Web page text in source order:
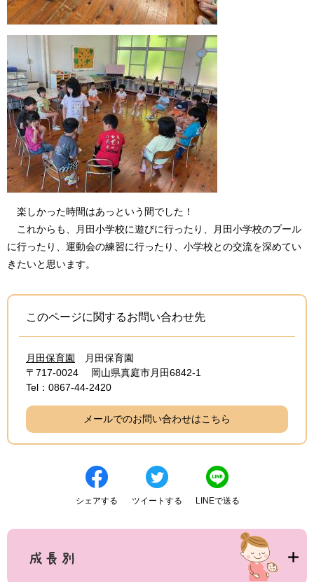
楽しかった時間はあっという間でした！
これからも、月田小学校に遊びに行ったり、月田小学校のプール
に行ったり、運動会の練習に行ったり、小学校との交流を深めてい
きたいと思います。
このページに関するお問い合わせ先
月田保育園
月田保育園
〒717-0024
岡山県真庭市月田6842-1
Tel：0867-44-2420
メールでのお問い合わせはこちら
シェアする ツイートする LINEで送る